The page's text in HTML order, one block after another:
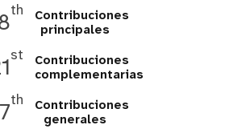
th
Contribuciones
principales
st
Contribuciones
complementarias
th
Contribuciones
generales